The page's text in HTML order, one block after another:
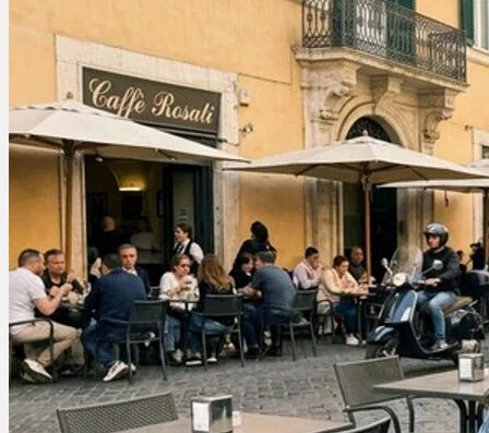
Extrakte
Ablauf
Therapien
Alle Krankheiten
Chronische Schmerzen
ADHS